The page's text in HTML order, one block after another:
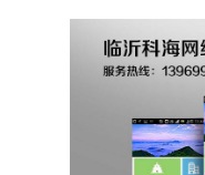
请输入您